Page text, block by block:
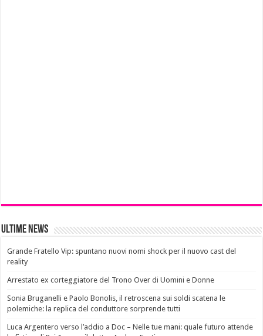
Ultime News
Grande Fratello Vip: spuntano nuovi nomi shock per il nuovo cast del
reality
Arrestato ex corteggiatore del Trono Over di Uomini e Donne
Sonia Bruganelli e Paolo Bonolis, il retroscena sui soldi scatena le
polemiche: la replica del conduttore sorprende tutti
Luca Argentero verso l’addio a Doc – Nelle tue mani: quale futuro attende